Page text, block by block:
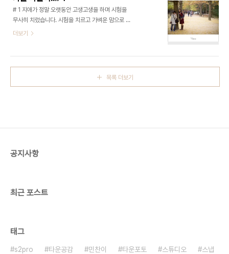
께한 우리들.. . . . # 7 가장 빛나던 우리 아들...^^ . .
. # 8 칙칙 폭폭.. . . . # 9 거북이 등에탄 민찬..ㅎㅎ;
. . . # 10 씩씩도 하여라~ . . . # 11 가을은 정말 완연
하게 물들어있더군요. 이제는 저만치 가버릴듯한 풍
# 1 지애가 정말 오랫동안 고생고생을 하며 시험을
무사히 치렀습니다. 시험을 치르고 가벼운 맘으로 떠
났던 남이섬.. 새벽 바람을 가르며 남이섬에 도착.. 첫
MF 포커싱을 잡자니.. 핀이 엉망이네요..그렇지만 우
더보기
목록 더보기
공지사항
최근 포스트
태그
s2pro 타운공감 민찬이 타운포토 스튜디오
스냅